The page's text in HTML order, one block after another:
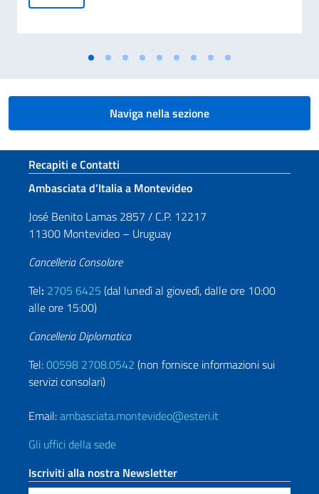
Naviga nella sezione
Sezione footer
Recapiti e Contatti
Ambasciata d’Italia a Montevideo
José Benito Lamas 2857 / C.P. 12217
11300 Montevideo – Uruguay
Cancelleria Consolare
Tel: 2705 6425 (dal lunedì al giovedì, dalle ore 10:00
alle ore 15:00)
Cancelleria Diplomatica
Tel:00598 2708.0542 (non fornisce informazioni sui
servizi consolari)
Email:ambasciata.montevideo@esteri.it
Gli uffici della sede
Iscriviti alla nostra Newsletter